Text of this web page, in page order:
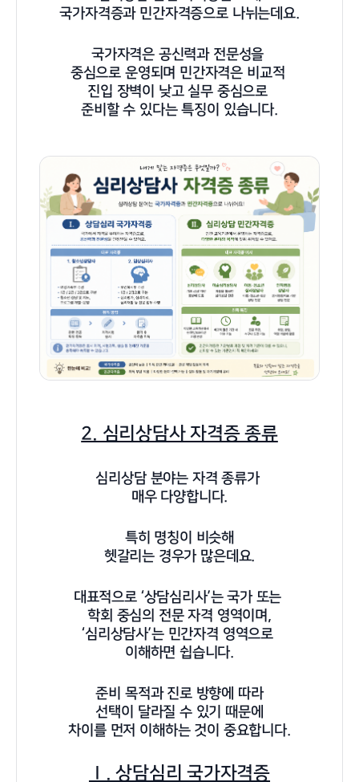
국가자격증과 민간자격증으로 나뉘는데요.
국가자격은 공신력과 전문성을
중심으로 운영되며 민간자격은 비교적
진입 장벽이 낮고 실무 중심으로
준비할 수 있다는 특징이 있습니다.
2. 심리상담사 자격증 종류
심리상담 분야는 자격 종류가
매우 다양합니다.
특히 명칭이 비슷해
헷갈리는 경우가 많은데요.
대표적으로 ‘상담심리사’는 국가 또는
학회 중심의 전문 자격 영역이며,
‘심리상담사’는 민간자격 영역으로
이해하면 쉽습니다.
준비 목적과 진로 방향에 따라
선택이 달라질 수 있기 때문에
차이를 먼저 이해하는 것이 중요합니다.
Ⅰ. 상담심리 국가자격증